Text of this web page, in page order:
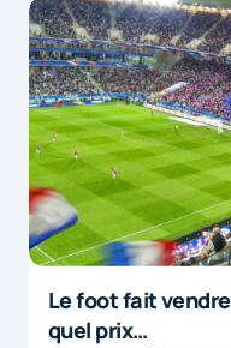
Le foot fait
quel prix…